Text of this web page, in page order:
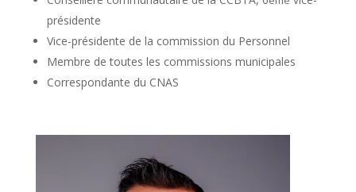
présidente
Vice-présidente de la commission du Personnel
Membre de toutes les commissions municipales
Correspondante du CNAS